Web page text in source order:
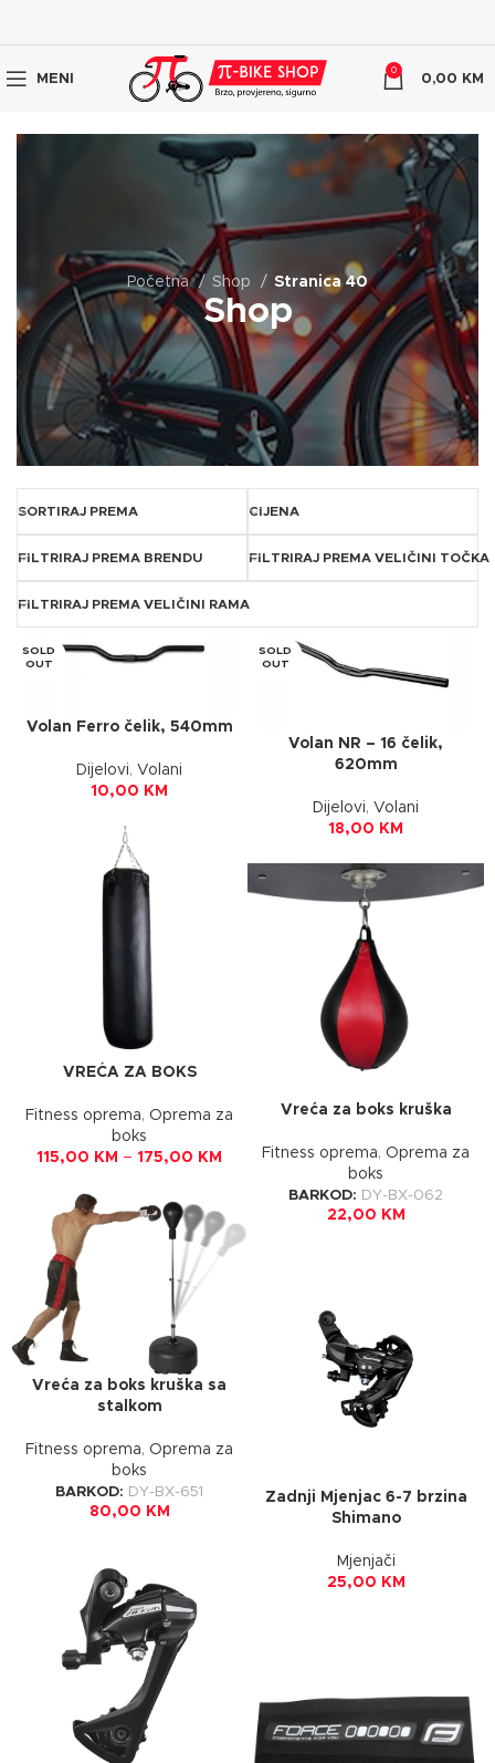
MENI
0
0,00 KM
Početna Shop Stranica 40
Shop
SORTIRAJ PREMA CIJENA
FILTRIRAJ PREMA BRENDU FILTRIRAJ PREMA VELIČINI TOČKA
FILTRIRAJ PREMA VELIČINI RAMA
SOLD
OUT
Volan Ferro čelik, 540mm
Dijelovi, Volani
10,00 KM
SOLD
OUT
Volan NR – 16 čelik,
620mm
Dijelovi, Volani
18,00 KM
VREĆA ZA BOKS
Fitness oprema, Oprema za
boks
115,00 KM – 175,00 KM
Vreća za boks kruška
Fitness oprema, Oprema za
boks
BARKOD: DY-BX-062
22,00 KM
Vreća za boks kruška sa
stalkom
Fitness oprema, Oprema za
boks
BARKOD: DY-BX-651
80,00 KM
Zadnji Mjenjac 6-7 brzina
Shimano
Mjenjači
25,00 KM